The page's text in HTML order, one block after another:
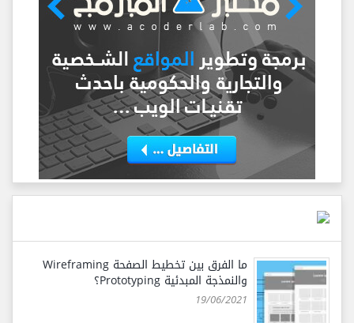
ما الفرق بين تخطيط الصفحة Wireframing
والنمذجة المبدئية Prototyping؟
19/06/2021